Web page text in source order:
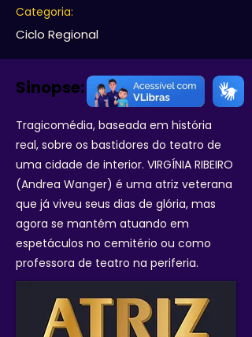
Categoria:
Ciclo Regional
Sinopse:
Tragicomédia, baseada em história
real, sobre os bastidores do teatro de
uma cidade de interior. VIRGÍNIA RIBEIRO
(Andrea Wanger) é uma atriz veterana
que já viveu seus dias de glória, mas
agora se mantém atuando em
espetáculos no cemitério ou como
professora de teatro na periferia.